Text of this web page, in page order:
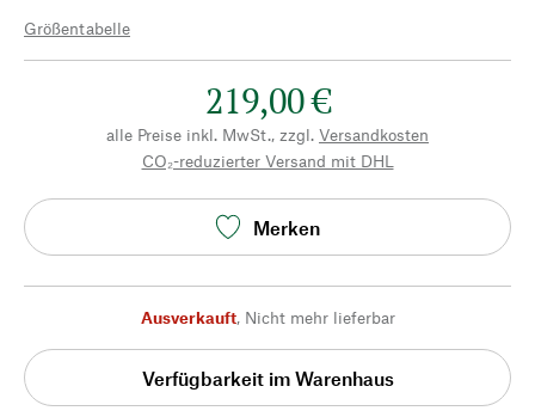
Größentabelle
219,00 €
alle Preise inkl. MwSt., zzgl. Versandkosten
CO₂-reduzierter Versand mit DHL
Merken
Ausverkauft, Nicht mehr lieferbar
Verfügbarkeit im Warenhaus